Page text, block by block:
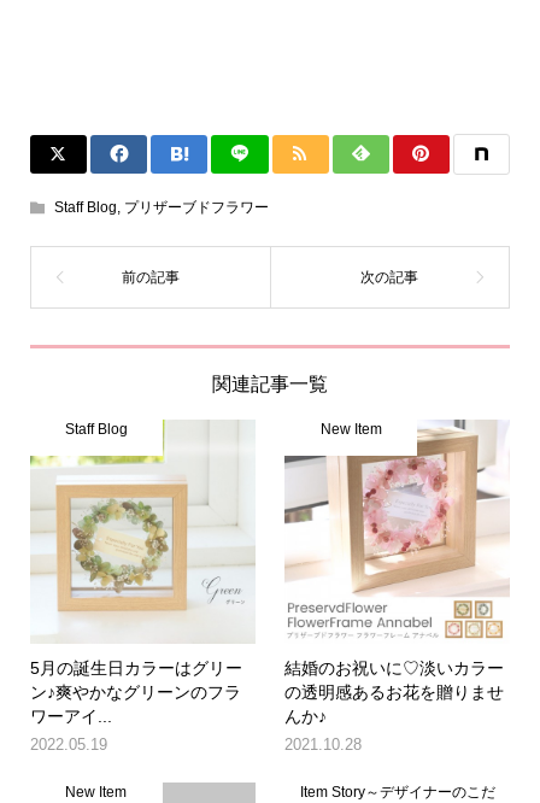
Staff Blog プリザーブドフラワー
関連記事一覧
Staff Blog
5月の誕生日カラーはグリー
ン♪爽やかなグリーンのフラ
ワーアイ...
2022.05.19
New Item
結婚のお祝いに♡淡いカラー
の透明感あるお花を贈りませ
んか♪
2021.10.28
New Item
Item Story～デザイナーのこだ